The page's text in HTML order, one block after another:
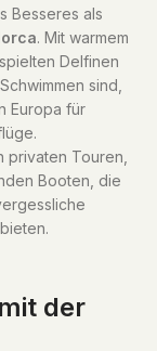
Besseres als
. Mit warmem
Delfinen
sind,
Europa für
Touren,
Booten, die
der